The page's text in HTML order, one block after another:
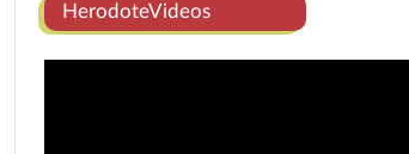
HerodoteVideos